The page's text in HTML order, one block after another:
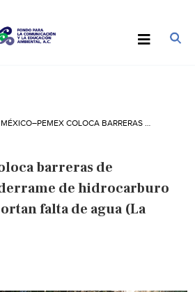
barreras de
de hidrocarburo
falta de agua (La